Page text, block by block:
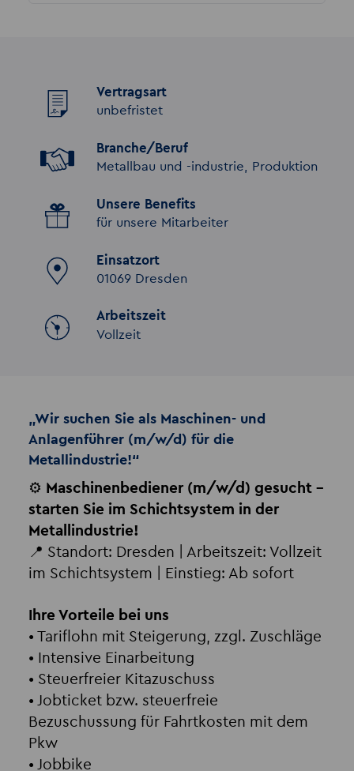
Vertragsart
unbefristet
Branche/Beruf
Metallbau und -industrie, Produktion
Unsere Benefits
für unsere Mitarbeiter
Einsatzort
01069 Dresden
Arbeitszeit
Vollzeit
„Wir suchen Sie als Maschinen- und
Anlagenführer (m/w/d) für die
Metallindustrie!“
⚙️ Maschinenbediener (m/w/d) gesucht –
starten Sie im Schichtsystem in der
Metallindustrie!
📍 Standort: Dresden | Arbeitszeit: Vollzeit
im Schichtsystem | Einstieg: Ab sofort
Ihre Vorteile bei uns
• Tariflohn mit Steigerung, zzgl. Zuschläge
• Intensive Einarbeitung
• Steuerfreier Kitazuschuss
• Jobticket bzw. steuerfreie
Bezuschussung für Fahrtkosten mit dem
Pkw
• Jobbike